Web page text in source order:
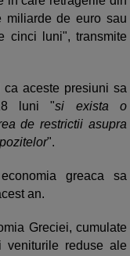
miliarde de euro sau
cinci luni", transmite
aceste presiuni sa
luni "si exista o
de restrictii asupra
".
greaca sa
an.
Greciei, cumulate
veniturile reduse ale